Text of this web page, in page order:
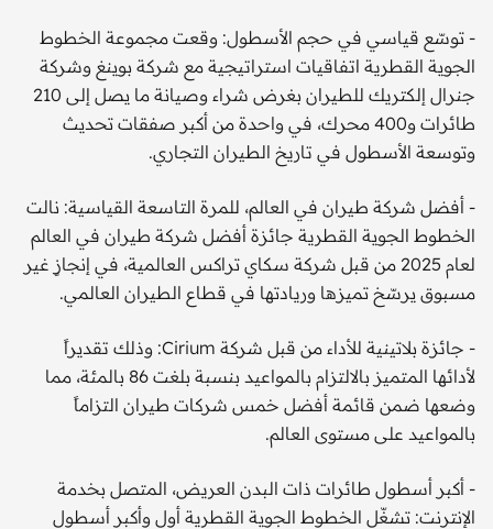
- توسّع قياسي في حجم الأسطول: وقعت مجموعة الخطوط
الجوية القطرية اتفاقيات استراتيجية مع شركة بوينغ وشركة
جنرال إلكتريك للطيران بغرض شراء وصيانة ما يصل إلى 210
طائرات و400 محرك، في واحدة من أكبر صفقات تحديث
وتوسعة الأسطول في تاريخ الطيران التجاري.
- أفضل شركة طيران في العالم، للمرة التاسعة القياسية: نالت
الخطوط الجوية القطرية جائزة أفضل شركة طيران في العالم
لعام 2025 من قبل شركة سكاي تراكس العالمية، في إنجازٍ غير
مسبوق يرسّخ تميزها وريادتها في قطاع الطيران العالمي.
- جائزة بلاتينية للأداء من قبل شركة Cirium: وذلك تقديراً
لأدائها المتميز بالالتزام بالمواعيد بنسبة بلغت 86 بالمئة، مما
وضعها ضمن قائمة أفضل خمس شركات طيران التزاماً
بالمواعيد على مستوى العالم.
- أكبر أسطول طائرات ذات البدن العريض، المتصل بخدمة
الإنترنت: تشغّل الخطوط الجوية القطرية أول وأكبر أسطول